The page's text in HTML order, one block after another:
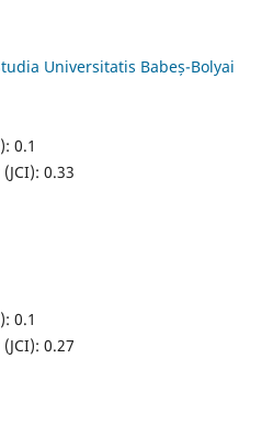
Universitatis Babeș-Bolyai
0.1
0.33
0.1
0.27